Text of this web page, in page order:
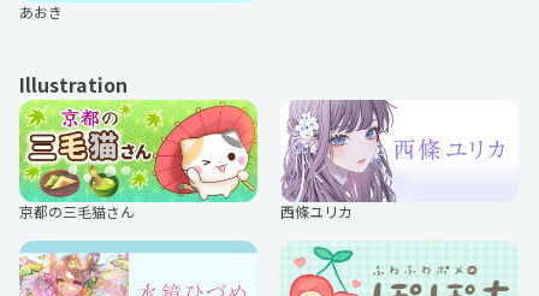
オトメディアセレクション 幕末Ro
ck
オトメディアセレクション 華ヤカ
哉、我ガ一族
恋するシロクマ コミックス・ウェーブ・フィルム
あおき
Illustration
京都の三毛猫さん 西條ユリカ